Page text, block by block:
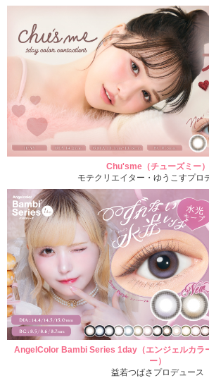
Chu'sme（チューズミー）
モテクリエイター・ゆうこすプロ
AngelColor Bambi Series 1day（エンジェルカラ
ー）
益若つばさプロデュース